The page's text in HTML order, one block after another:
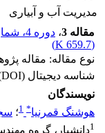
مدیریت آب و آبیاری
مقاله 3
، دوره 4، شماره 1
(
659.7 K
)
نوع مقاله: مقاله
شناسه دیجیتال (DOI):
نویسندگان
هوشنگ قمرنیا*
1؛
1دانشیار، گروه